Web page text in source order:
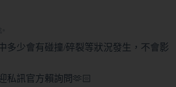
多少會有碰撞/碎裂等狀況發生，不會影
私訊官方賴詢問🫶🏻